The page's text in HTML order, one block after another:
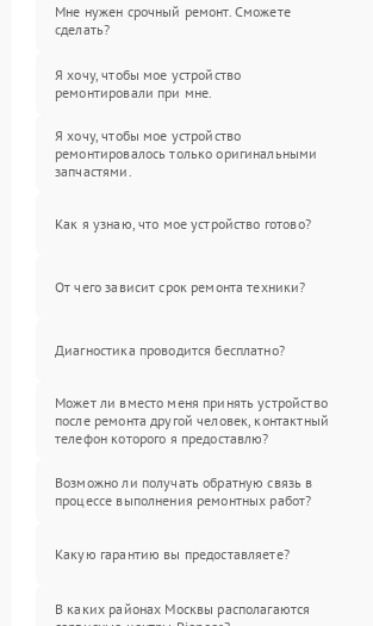
Мне нужен срочный ремонт. Сможете
сделать?
Я хочу, чтобы мое устройство
ремонтировали при мне.
Я хочу, чтобы мое устройство
ремонтировалось только оригинальными
запчастями.
Как я узнаю, что мое устройство готово?
От чего зависит срок ремонта техники?
Диагностика проводится бесплатно?
Может ли вместо меня принять устройство
после ремонта другой человек, контактный
телефон которого я предоставлю?
Возможно ли получать обратную связь в
процессе выполнения ремонтных работ?
Какую гарантию вы предоставляете?
В каких районах Москвы располагаются